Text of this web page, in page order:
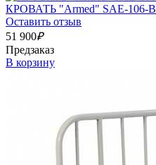
КРОВАТЬ "Armed" SAE-106-B
Оставить отзыв
51 900₽
Предзаказ
В корзину